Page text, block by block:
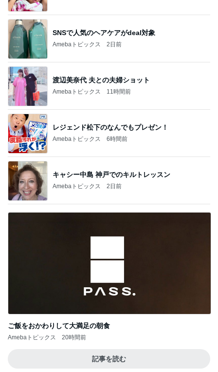
SNSで人気のヘアケアがdeal対象
Amebaトピックス 2日前
渡辺美奈代 夫との夫婦ショット
Amebaトピックス 11時間前
レジェンド松下のなんでもプレゼン！
Amebaトピックス 6時間前
キャシー中島 神戸でのキルトレッスン
Amebaトピックス 2日前
ご飯をおかわりして大満足の朝食
Amebaトピックス 20時間前
記事を読む